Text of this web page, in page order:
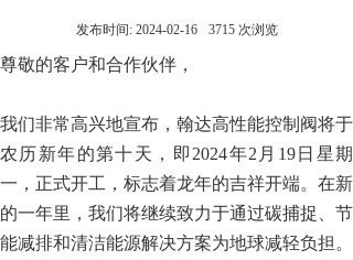
发布时间: 2024-02-16 3715 次浏览
尊敬的客户和合作伙伴，
我们非常高兴地宣布，翰达高性能控制阀将于
农历新年的第十天，即2024年2月19日星期
一，正式开工，标志着龙年的吉祥开端。在新
的一年里，我们将继续致力于通过碳捕捉、节
能减排和清洁能源解决方案为地球减轻负担。